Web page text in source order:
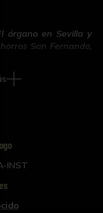
órgano en Sevilla y
San Fernando,
INST